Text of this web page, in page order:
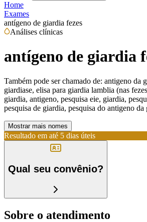
Home
Exames
antígeno de giardia fezes
Análises clínicas
antígeno de giardia
Também pode ser chamado de: antigeno da
giardiase, elisa para giardia lamblia (nas
giardia, antigeno, pesquisa eie, giardia,
pesquisa de giardia, pesquisa do antigeno
Mostrar mais nomes
Resultado em até 5 dias úteis
Qual seu convênio?
Sobre o atendimento